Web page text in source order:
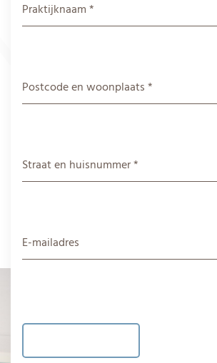
Praktijknaam *
Postcode en woonplaats *
Straat en huisnummer *
E-mailadres